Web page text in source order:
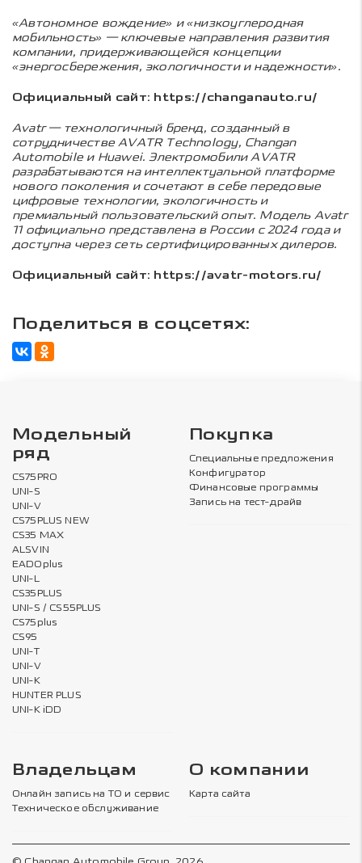
«Автономное вождение» и «низкоуглеродная
мобильность» — ключевые направления развития
компании, придерживающейся концепции
«энергосбережения, экологичности и надежности».
Официальный сайт: https://changanauto.ru/
Avatr — технологичный бренд, созданный в
сотрудничестве AVATR Technology, Changan
Automobile и Huawei. Электромобили AVATR
разрабатываются на интеллектуальной платформе
нового поколения и сочетают в себе передовые
цифровые технологии, экологичность и
премиальный пользовательский опыт. Модель Avatr
11 официально представлена в России с 2024 года и
доступна через сеть сертифицированных дилеров.
Официальный сайт: https://avatr-motors.ru/
Поделиться в соцсетях:
Модельный
ряд
CS75PRO
UNI-S
UNI-V
CS75PLUS NEW
CS35 MAX
ALSVIN
EADOplus
UNI-L
CS35PLUS
UNI-S / CS55PLUS
CS75plus
CS95
UNI-T
UNI-V
UNI-K
HUNTER PLUS
UNI-K iDD
Покупка
Специальные предложения
Конфигуратор
Финансовые программы
Запись на тест-драйв
Владельцам
Онлайн запись на ТО и сервис
Техническое обслуживание
О компании
Карта сайта